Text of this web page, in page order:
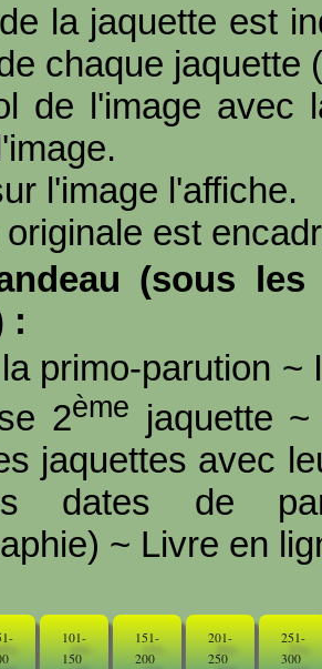
la jaquette est
chaque jaquette (
de l'image avec
l'image l'affiche.
est
(sous
:
primo-parution ~
2ème jaquette
jaquettes avec
dates de
~ Livre en
101-
150
151-
200
201-
250
251-
300